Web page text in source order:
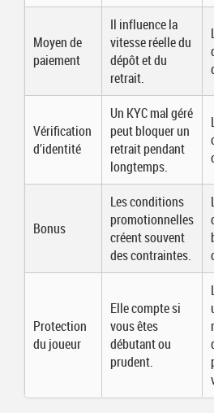
Moyen de
paiement
Il influence la
vitesse réelle du
dépôt et du
retrait.
Vérification
d’identité
Un KYC mal géré
peut bloquer un
retrait pendant
longtemps.
Bonus
Les conditions
promotionnelles
créent souvent
des contraintes.
Protection
du joueur
Elle compte si
vous êtes
débutant ou
prudent.